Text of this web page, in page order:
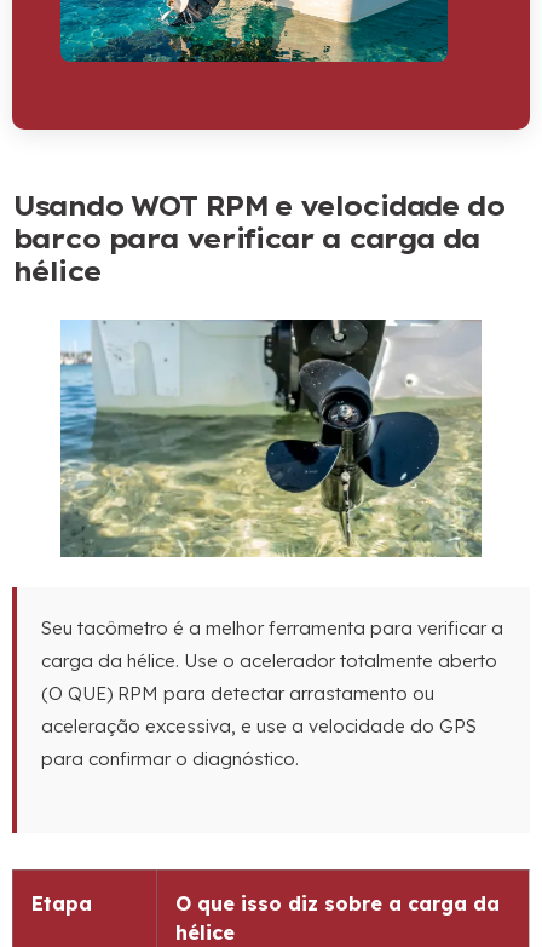
Usando WOT RPM e velocidade do
barco para verificar a carga da
hélice
Seu tacômetro é a melhor ferramenta para verificar a
carga da hélice. Use o acelerador totalmente aberto
(O QUE) RPM para detectar arrastamento ou
aceleração excessiva, e use a velocidade do GPS
para confirmar o diagnóstico.
Etapa
O que isso diz sobre a carga da
hélice